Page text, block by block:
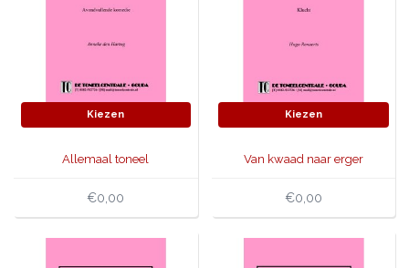
Kiezen
Allemaal toneel
€0,00
Kiezen
Van kwaad naar erger
€0,00